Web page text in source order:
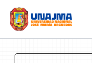
content